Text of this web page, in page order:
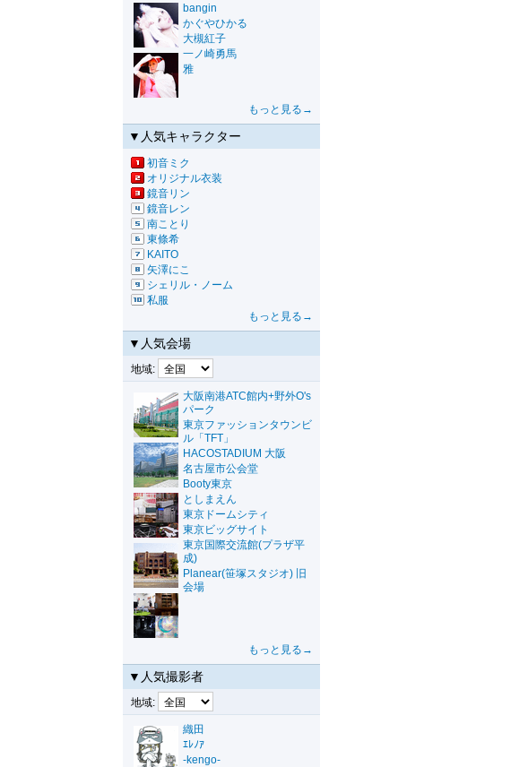
bangin
かぐやひかる
大槻紅子
一ノ崎勇馬
雅
もっと見る→
▼人気キャラクター
初音ミク
オリジナル衣装
鏡音リン
鏡音レン
南ことり
東條希
KAITO
矢澤にこ
シェリル・ノーム
私服
もっと見る→
▼人気会場
地域:
大阪南港ATC館内+野外O's
パーク
東京ファッションタウンビ
ル「TFT」
HACOSTADIUM 大阪
名古屋市公会堂
Booty東京
としまえん
東京ドームシティ
東京ビッグサイト
東京国際交流館(プラザ平
成)
Planear(笹塚スタジオ) 旧
会場
もっと見る→
▼人気撮影者
地域:
織田
ｴﾚﾉｱ
-kengo-